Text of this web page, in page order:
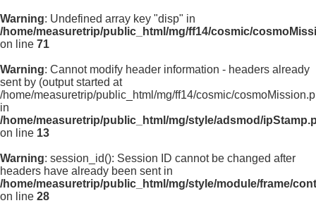
Warning: Undefined array key "disp" in
/home/measuretrip/public_html/mg/ff14/cosmic/
on line 71
Warning: Cannot modify header information - headers already
sent by (output started at
/home/measuretrip/public_html/mg/ff14/cosmic/
in
/home/measuretrip/public_html/mg/style/adsmod/
on line 13
Warning: session_id(): Session ID cannot be changed after
headers have already been sent in
/home/measuretrip/public_html/mg/style/module/frame/
on line 28